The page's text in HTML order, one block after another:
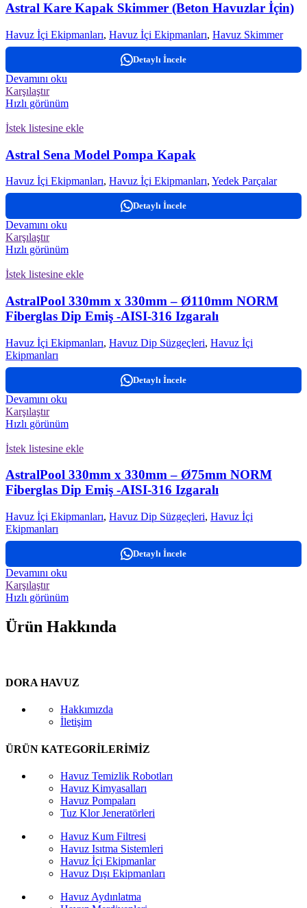
Astral Kare Kapak Skimmer (Beton Havuzlar İçin)
Havuz İçi Ekipmanları, Havuz İçi Ekipmanları, Havuz Skimmer
Detaylı İncele
Devamını oku
Karşılaştır
Hızlı görünüm
İstek listesine ekle
Astral Sena Model Pompa Kapak
Havuz İçi Ekipmanları, Havuz İçi Ekipmanları, Yedek Parçalar
Detaylı İncele
Devamını oku
Karşılaştır
Hızlı görünüm
İstek listesine ekle
AstralPool 330mm x 330mm – Ø110mm NORM
Fiberglas Dip Emiş -AISI-316 Izgaralı
Havuz İçi Ekipmanları, Havuz Dip Süzgeçleri, Havuz İçi
Ekipmanları
Detaylı İncele
Devamını oku
Karşılaştır
Hızlı görünüm
İstek listesine ekle
AstralPool 330mm x 330mm – Ø75mm NORM
Fiberglas Dip Emiş -AISI-316 Izgaralı
Havuz İçi Ekipmanları, Havuz Dip Süzgeçleri, Havuz İçi
Ekipmanları
Detaylı İncele
Devamını oku
Karşılaştır
Hızlı görünüm
Ürün Hakkında
DORA HAVUZ
Hakkımızda
İletişim
ÜRÜN KATEGORİLERİMİZ
Havuz Temizlik Robotları
Havuz Kimyasalları
Havuz Pompaları
Tuz Klor Jeneratörleri
Havuz Kum Filtresi
Havuz Isıtma Sistemleri
Havuz İçi Ekipmanlar
Havuz Dışı Ekipmanları
Havuz Aydınlatma